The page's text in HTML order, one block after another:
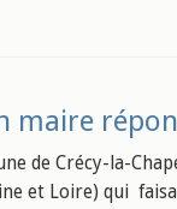
maire
de Crécy-la-
et Loire) qui